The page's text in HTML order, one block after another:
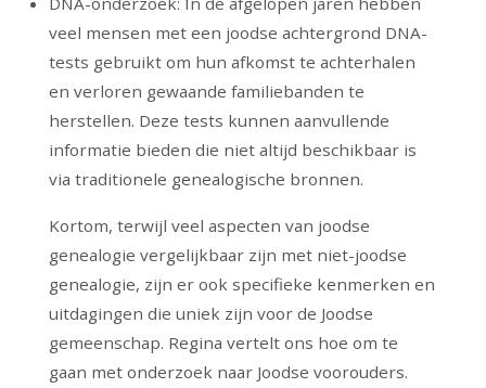
veel mensen met een joodse achtergrond DNA-
tests gebruikt om hun afkomst te achterhalen
en verloren gewaande familiebanden te
herstellen. Deze tests kunnen aanvullende
informatie bieden die niet altijd beschikbaar is
via traditionele genealogische bronnen.
Kortom, terwijl veel aspecten van joodse
genealogie vergelijkbaar zijn met niet-joodse
genealogie, zijn er ook specifieke kenmerken en
uitdagingen die uniek zijn voor de Joodse
gemeenschap. Regina vertelt ons hoe om te
gaan met onderzoek naar Joodse voorouders.